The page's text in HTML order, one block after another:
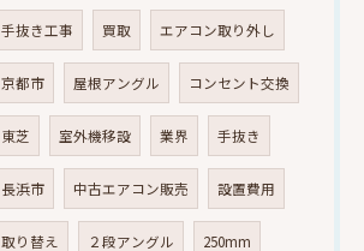
手抜き工事 買取 エアコン取り外し
京都市 屋根アングル コンセント交換
東芝 室外機移設 業界 手抜き
長浜市 中古エアコン販売 設置費用
取り替え ２段アングル 250mm